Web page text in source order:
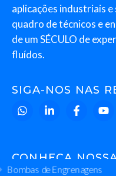
aplicações industriais
quadro de técnicos e
de um SÉCULO de
fluídos.
SIGA-NOS NAS
CONHEÇA
Bombas de Engrenagens